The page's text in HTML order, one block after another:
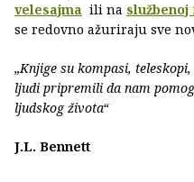
velesajma ili na
se redovno ažuriraju sve
„Knjige su kompasi,
ljudi pripremili da nam
ljudskog života“
J.L. Bennett